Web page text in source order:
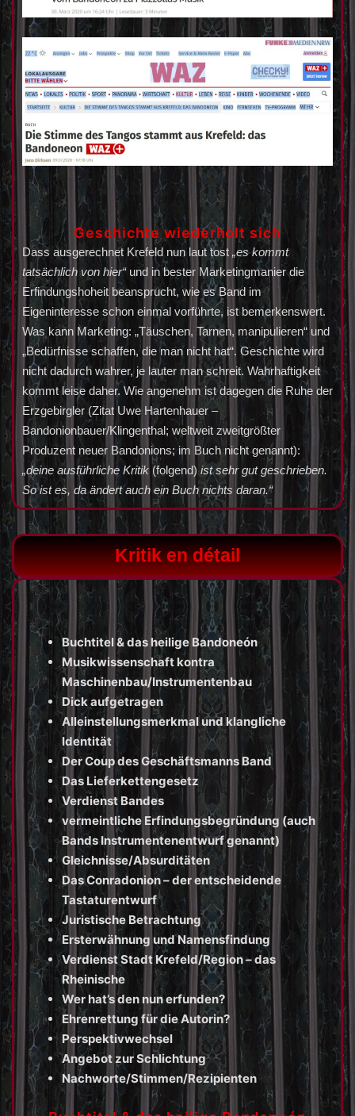
Geschichte wiederholt sich
Dass ausgerechnet Krefeld nun laut tost „es kommt
tatsächlich von hier“und in bester Marketingmanier die
Erfindungshoheit beansprucht, wie es Band im
Eigeninteresse schon einmal vorführte, ist bemerkenswert.
Was kann Marketing: „Täuschen, Tarnen, manipulieren“ und
„Bedürfnisse schaffen, die man nicht hat“. Geschichte wird
nicht dadurch wahrer, je lauter man schreit. Wahrhaftigkeit
kommt leise daher. Wie angenehm ist dagegen die Ruhe der
Erzgebirgler (Zitat Uwe Hartenhauer –
Bandonionbauer/Klingenthal; weltweit zweitgrößter
Produzent neuer Bandonions; im Buch nicht genannt):
„deine ausführliche Kritik (folgend) ist sehr gut geschrieben.
So ist es, da ändert auch ein Buch nichts daran.“
Kritik en détail
Buchtitel & das heilige Bandoneón
Musikwissenschaft kontra
Maschinenbau/Instrumentenbau
Dick aufgetragen
Alleinstellungsmerkmal und klangliche
Identität
Der Coup des Geschäftsmanns Band
Das Lieferkettengesetz
Verdienst Bandes
vermeintliche Erfindungsbegründung (auch
Bands Instrumentenentwurf genannt)
Gleichnisse/Absurditäten
Das Conradonion – der entscheidende
Tastaturentwurf
Juristische Betrachtung
Ersterwähnung und Namensfindung
Verdienst Stadt Krefeld/Region – das
Rheinische
Wer hat’s den nun erfunden?
Ehrenrettung für die Autorin?
Perspektivwechsel
Angebot zur Schlichtung
Nachworte/Stimmen/Rezipienten